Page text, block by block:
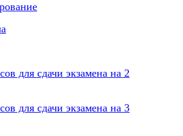
для сдачи экзамена на 2
для сдачи экзамена на 3